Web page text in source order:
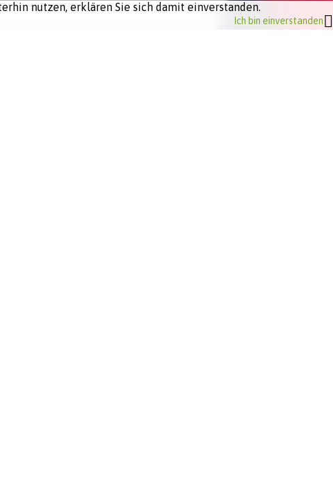
nutzen, erklären Sie sich damit einverstanden.
Ich bin einverstanden